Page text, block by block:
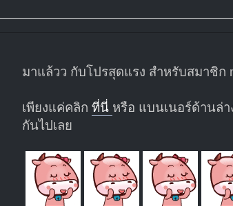
มาแล้วว กับโปรสุดแรง สำหรับสมาชิก
เพียงแค่คลิก ที่นี่ หรือ แบนเนอร์ด้านล่า
กันไปเลย